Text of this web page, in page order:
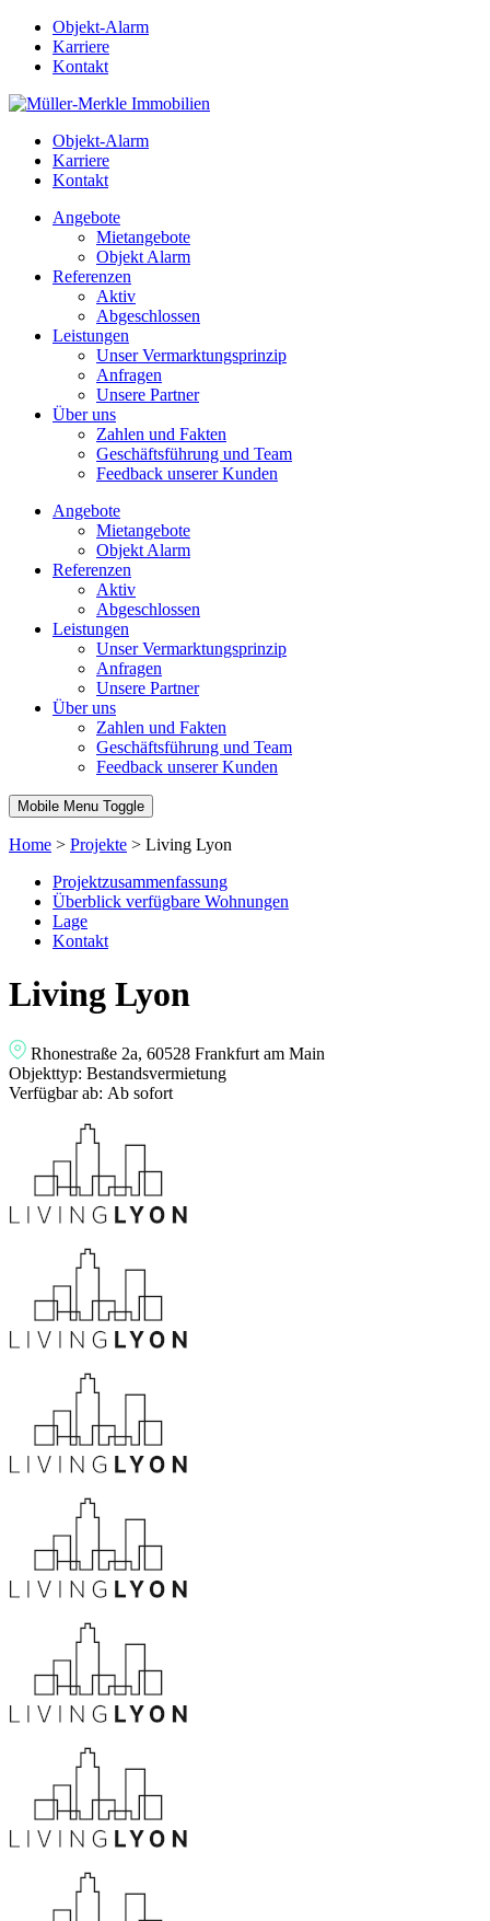
Objekt-Alarm
Karriere
Kontakt
Objekt-Alarm
Karriere
Kontakt
Angebote
Mietangebote
Objekt Alarm
Referenzen
Aktiv
Abgeschlossen
Leistungen
Unser Vermarktungsprinzip
Anfragen
Unsere Partner
Über uns
Zahlen und Fakten
Geschäftsführung und Team
Feedback unserer Kunden
Angebote
Mietangebote
Objekt Alarm
Referenzen
Aktiv
Abgeschlossen
Leistungen
Unser Vermarktungsprinzip
Anfragen
Unsere Partner
Über uns
Zahlen und Fakten
Geschäftsführung und Team
Feedback unserer Kunden
Mobile Menu Toggle
Home > Projekte > Living Lyon
Projektzusammenfassung
Überblick verfügbare Wohnungen
Lage
Kontakt
Living Lyon
Rhonestraße 2a, 60528 Frankfurt am Main
Objekttyp: Bestandsvermietung
Verfügbar ab: Ab sofort